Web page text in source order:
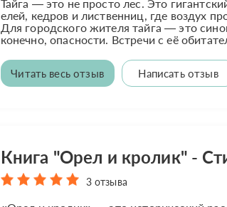
Тайга — это не просто лес. Это
елей, кедров и лиственниц, где воздух
Для городского жителя тайга — это
конечно, опасности. Встречи с её
Читать весь отзыв Написать отзыв
Книга "Орел и кролик" -
3 отзыва